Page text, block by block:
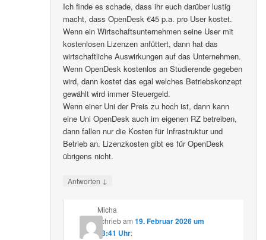
Ich finde es schade, dass ihr euch darüber lustig
macht, dass OpenDesk €45 p.a. pro User kostet.
Wenn ein Wirtschaftsunternehmen seine User mit
kostenlosen Lizenzen anfüttert, dann hat das
wirtschaftliche Auswirkungen auf das Unternehmen.
Wenn OpenDesk kostenlos an Studierende gegeben
wird, dann kostet das egal welches Betriebskonzept
gewählt wird immer Steuergeld.
Wenn einer Uni der Preis zu hoch ist, dann kann
eine Uni OpenDesk auch im eigenen RZ betreiben,
dann fallen nur die Kosten für Infrastruktur und
Betrieb an. Lizenzkosten gibt es für OpenDesk
übrigens nicht.
Antworten ↓
Micha
schriebam 19. Februar 2026 um
13:41 Uhr: